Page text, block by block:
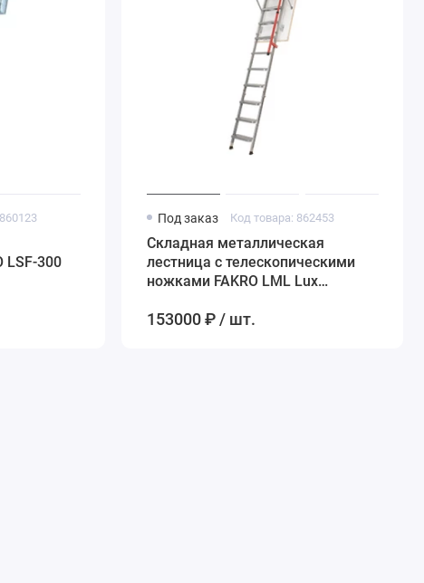
LSF-300
Под заказ Код товара: 862453
Складная металлическая
лестница с телескопическими
ножками FAKRO LML Lux
153000 ₽ / шт.